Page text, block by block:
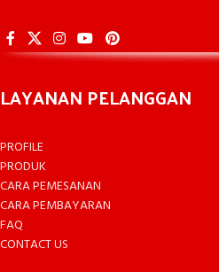
LAYANAN PELANGGAN
PROFILE
PRODUK
CARA PEMESANAN
CARA PEMBAYARAN
FAQ
CONTACT US